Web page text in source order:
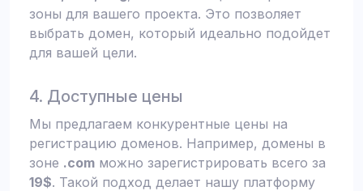
зоны для вашего проекта. Это позволяет
выбрать домен, который идеально подойдет
для вашей цели.
4. Доступные цены
Мы предлагаем конкурентные цены на
регистрацию доменов. Например, домены в
зоне .com можно зарегистрировать всего за
19$. Такой подход делает нашу платформу